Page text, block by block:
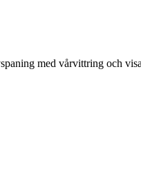
med vårvittring och